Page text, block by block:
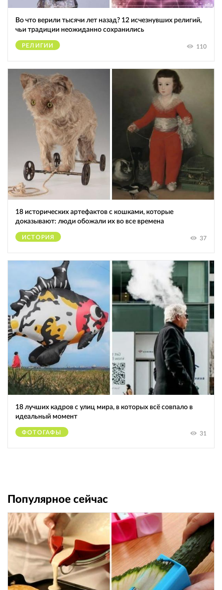
Во что верили тысячи лет назад? 12 исчезнувших религий,
чьи традиции неожиданно сохранились
РЕЛИГИИ 110
18 исторических артефактов с кошками, которые
доказывают: люди обожали их во все времена
ИСТОРИЯ 37
18 лучших кадров с улиц мира, в которых всё совпало в
идеальный момент
ФОТОГАФЫ 31
Популярное сейчас